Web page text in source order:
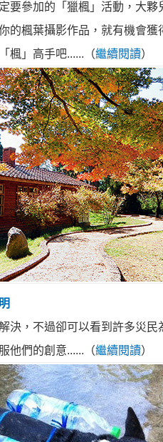
要參加的「獵楓」活動，大夥
的楓葉攝影作品，就有機會獲
楓」高手吧......（繼續閱讀）
決，不過卻可以看到許多災民
他們的創意......（繼續閱讀）